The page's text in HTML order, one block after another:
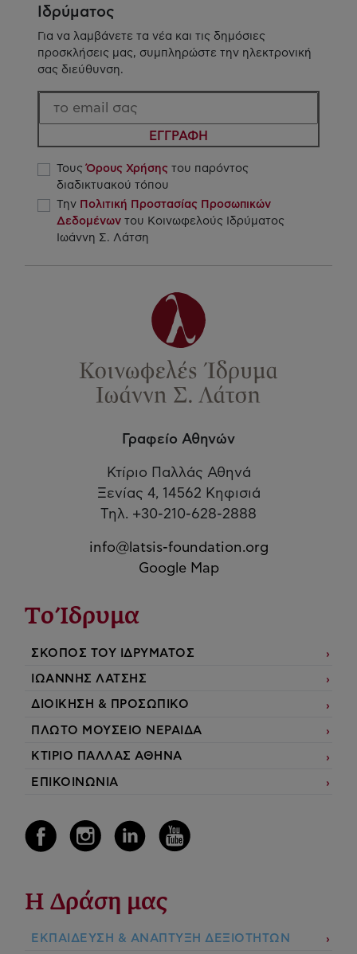
Ιδρύματος
Για να λαμβάνετε τα νέα και τις δημόσιες
προσκλήσεις μας, συμπληρώστε την ηλεκτρονική
σας διεύθυνση.
ΕΓΓΡΑΦΗ
ΤουςΌρους Χρήσης του παρόντος
διαδικτυακού τόπου
Την Πολιτική Προστασίας Προσωπικών
Δεδομένων του Κοινωφελούς Ιδρύματος
Ιωάννη Σ. Λάτση
Γραφείο Αθηνών
Κτίριο Παλλάς Αθηνά
Ξενίας 4, 14562 Κηφισιά
Τηλ. +30-210-628-2888
info@latsis-foundation.org
Google Map
Το Ίδρυμα
ΣΚΟΠΟΣ ΤΟΥ ΙΔΡΥΜΑΤΟΣ
ΙΩΑΝΝΗΣ ΛΑΤΣΗΣ
ΔΙΟΙΚΗΣΗ & ΠΡΟΣΩΠΙΚΟ
ΠΛΩΤΟ ΜΟΥΣΕΙΟ ΝΕΡΑΙΔΑ
ΚΤΙΡΙΟ ΠΑΛΛΑΣ ΑΘΗΝΑ
ΕΠΙΚΟΙΝΩΝΙΑ
Η Δράση μας
ΕΚΠΑIΔΕΥΣΗ & ΑΝΑΠΤΥΞΗ ΔΕΞΙΟΤΗΤΩΝ